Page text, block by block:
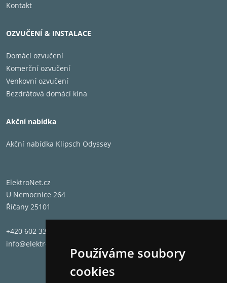
Používáme soubory
cookies
Kontakt
OZVUČENÍ & INSTALACE
Domácí ozvučení
Komerční ozvučení
Venkovní ozvučení
Bezdrátová domácí kina
Akční nabídka
Akční nabídka Klipsch Odyssey
ElektroNet.cz
U Nemocnice 264
Říčany 25101
+420 602 331 662
info@elektronet.cz